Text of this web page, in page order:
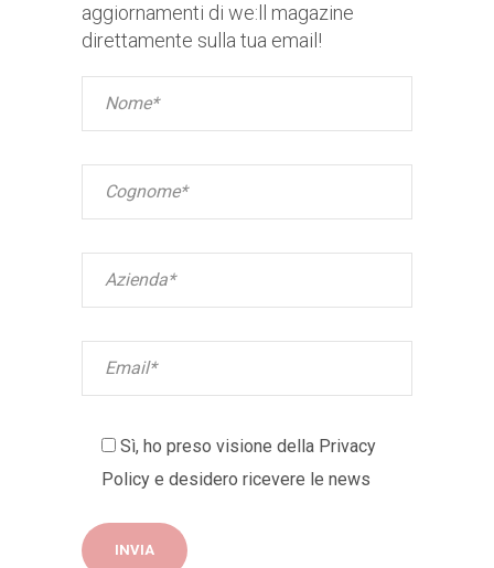
aggiornamenti di we:ll magazine
direttamente sulla tua email!
Sì, ho preso visione della Privacy
Policy e desidero ricevere le news